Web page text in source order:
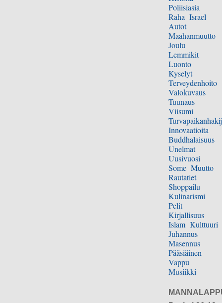
Poliisiasia
Raha Israel
Autot
Maahanmuutto
Joulu
Lemmikit
Luonto
Kyselyt
Terveydenhoito
Valokuvaus
Tuunaus
Viisumi
Innovaatioita
Buddhalaisuus
Unelmat
Uusivuosi
Some Muutto
Rautatiet
Shoppailu
Kulinarismi
Pelit
Kirjallisuus
Islam Kulttuuri
Juhannus
Masennus
Pääsiäinen
Vappu
Musiikki